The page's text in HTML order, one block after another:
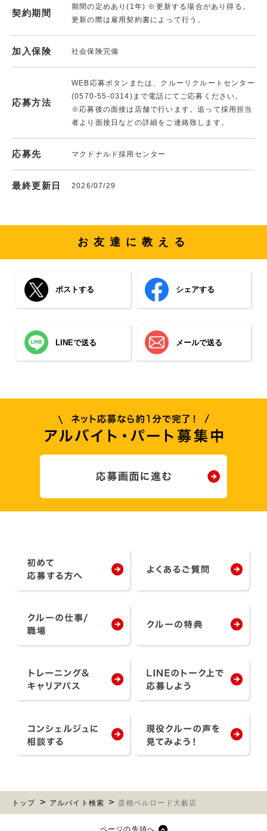
契約期間
期間の定めあり(1年) ※更新する場合があり得る。
更新の際は雇用契約書によって行う。
加入保険 社会保険完備
応募方法
WEB応募ボタンまたは、クルーリクルートセンター
(0570-55-0314)まで電話にてご応募ください。
※応募後の面接は店舗で行います。追って採用担当
者より面接日などの詳細をご連絡致します。
応募先 マクドナルド採用センター
最終更新日 2026/07/29
お友達に教える
ポストする シェアする
LINEで送る メールで送る
トップ アルバイト検索 彦根ベルロード大藪店
ページの先頭へ